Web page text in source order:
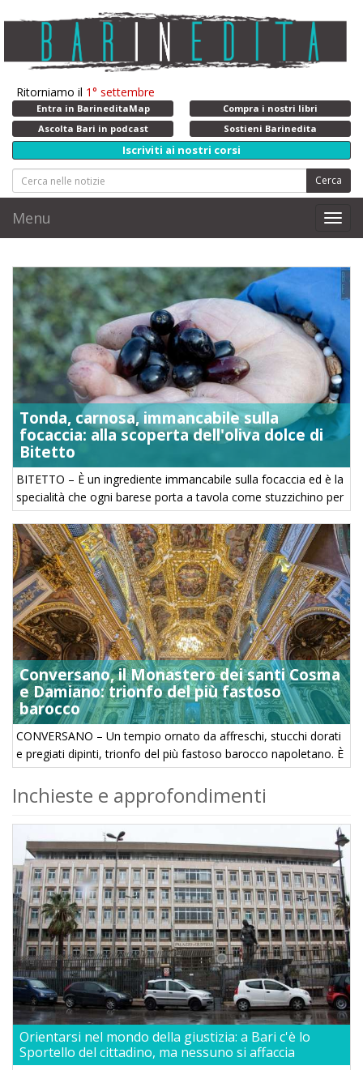
Ritorniamo il 1° settembre
Entra in BarineditaMap
Compra i nostri libri
Ascolta Bari in podcast
Sostieni Barinedita
Iscriviti ai nostri corsi
Cerca
Menu
Tonda, carnosa, immancabile sulla
focaccia: alla scoperta dell'oliva dolce di
Bitetto
BITETTO – È un ingrediente immancabile sulla focaccia ed è la
specialità che ogni barese porta a tavola come stuzzichino per
iniziare il pranzo. Parliamo dell’oliva tèrmite: ...
Conversano, il Monastero dei santi Cosma
e Damiano: trionfo del più fastoso
barocco
CONVERSANO – Un tempio ornato da affreschi, stucchi dorati
e pregiati dipinti, trionfo del più fastoso barocco napoletano. È
la descrizione del Monastero dei Santi Cosma e Damiano,
complesso ...
Inchieste e approfondimenti
Orientarsi nel mondo della giustizia: a Bari c'è lo
Sportello del cittadino, ma nessuno si affaccia